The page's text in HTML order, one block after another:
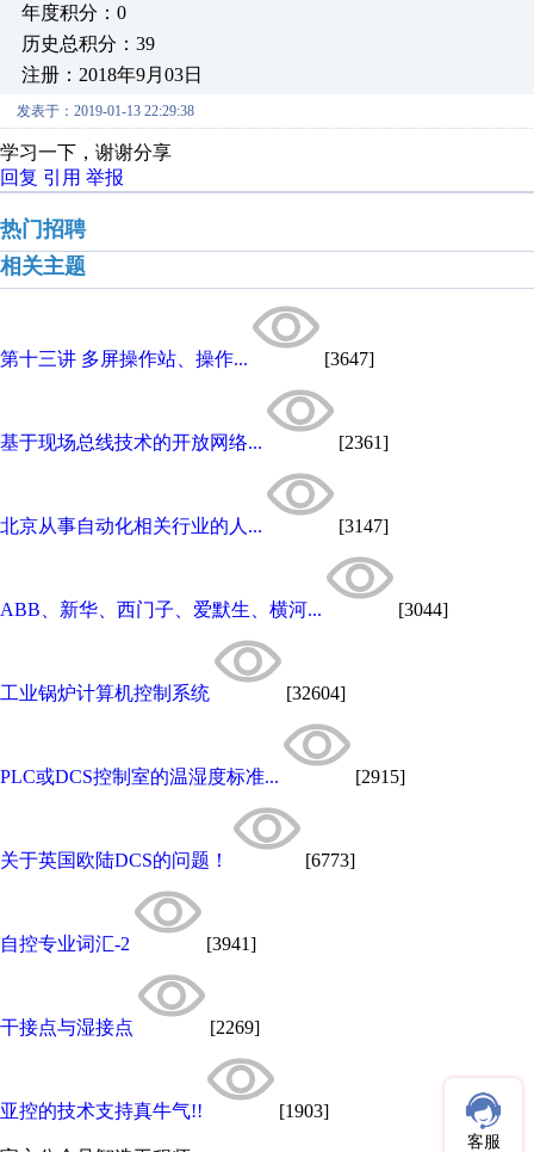
年度积分：0
历史总积分：39
注册：2018年9月03日
发表于：2019-01-13 22:29:38
学习一下，谢谢分享
回复 引用 举报
热门招聘
相关主题
第十三讲 多屏操作站、操作... [3647]
基于现场总线技术的开放网络... [2361]
北京从事自动化相关行业的人... [3147]
ABB、新华、西门子、爱默生、横河... [3044]
工业锅炉计算机控制系统 [32604]
PLC或DCS控制室的温湿度标准... [2915]
关于英国欧陆DCS的问题！ [6773]
自控专业词汇-2 [3941]
干接点与湿接点 [2269]
亚控的技术支持真牛气!! [1903]
客服